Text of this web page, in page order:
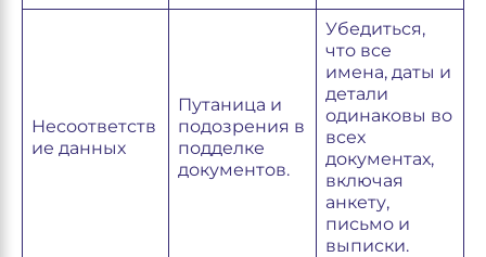
Несоответств
ие данных
Путаница и
подозрения в
подделке
документов.
Убедиться,
что все
имена, даты и
детали
одинаковы во
всех
документах,
включая
анкету,
письмо и
выписки.